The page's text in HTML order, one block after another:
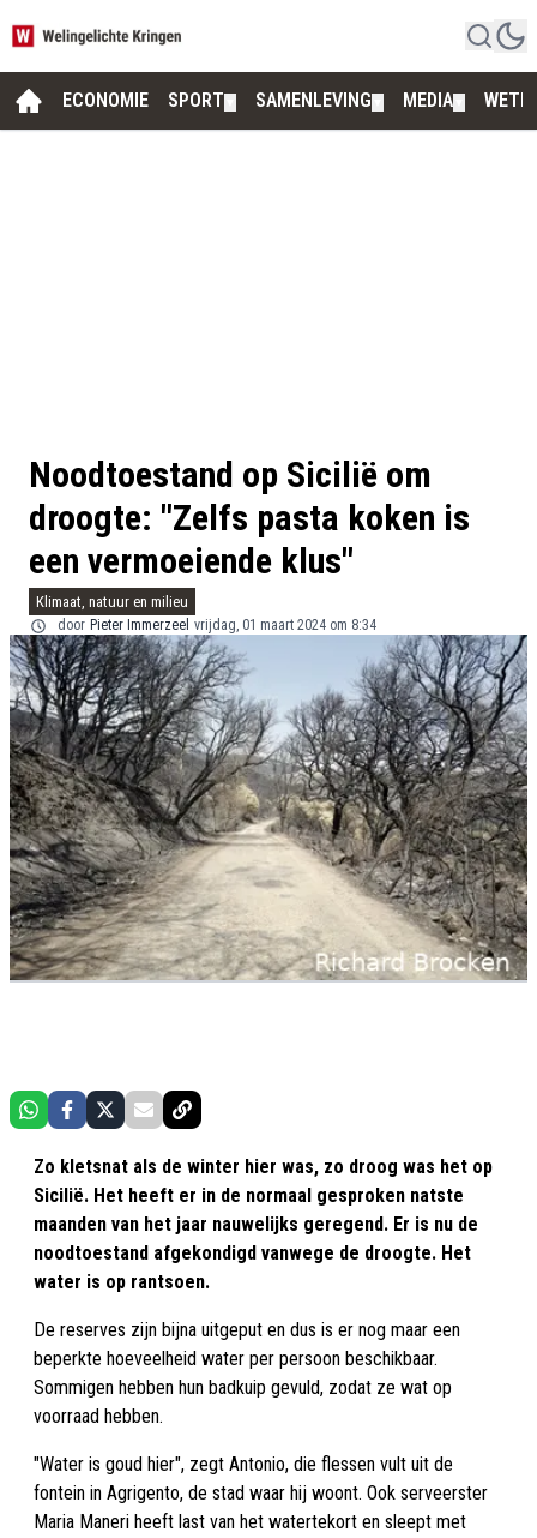
ECONOMIE SPORT SAMENLEVING MEDIA
Noodtoestand op Sicilië om
droogte: "Zelfs pasta koken is
een vermoeiende klus"
Klimaat, natuur en milieu
door Pieter Immerzeel vrijdag, 01 maart 2024 om 8:34
Zo kletsnat als de winter hier was, zo droog was het op
Sicilië. Het heeft er in de normaal gesproken natste
maanden van het jaar nauwelijks geregend. Er is nu de
noodtoestand afgekondigd vanwege de droogte. Het
water is op rantsoen.
De reserves zijn bijna uitgeput en dus is er nog maar een
beperkte hoeveelheid water per persoon beschikbaar.
Sommigen hebben hun badkuip gevuld, zodat ze wat op
voorraad hebben.
"Water is goud hier", zegt Antonio, die flessen vult uit de
fontein in Agrigento, de stad waar hij woont. Ook serveerster
Maria Maneri heeft last van het watertekort en sleept met